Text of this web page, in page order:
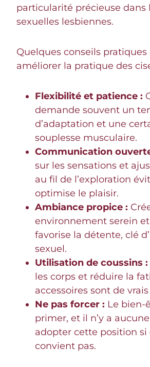
particularité précieuse dans
sexuelles lesbiennes.
Quelques conseils
améliorer la pratique des
Flexibilité et patience :
demande souvent un
d’adaptation et une
souplesse musculaire.
Communication
sur les sensations et
au fil de l’exploration
optimise le plaisir.
Ambiance propice :
environnement serein
favorise la détente, clé
sexuel.
Utilisation de coussins :
les corps et réduire la
accessoires sont de
Ne pas forcer : Le bien-
primer, et il n’y a
adopter cette position si
convient pas.